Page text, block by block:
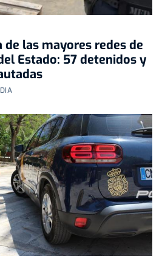
las mayores redes de
Estado: 57 detenidos y